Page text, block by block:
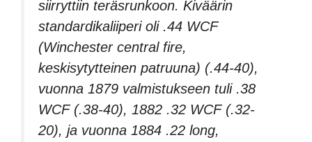
siirryttiin teräsrunkoon. Kiväärin
standardikaliiperi oli .44 WCF
(Winchester central fire,
keskisytytteinen patruuna) (.44-40),
vuonna 1879 valmistukseen tuli .38
WCF (.38-40), 1882 .32 WCF (.32-
20), ja vuonna 1884 .22 long,